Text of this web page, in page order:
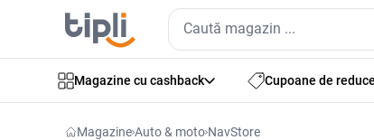
Magazine cu cashback Cupoane de
MagazineAuto & moto NavStore